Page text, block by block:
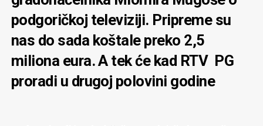
podgoričkoj televiziji. Pripreme su
nas do sada koštale preko 2,5
miliona eura. A tek će kad RTV PG
proradi u drugoj polovini godine